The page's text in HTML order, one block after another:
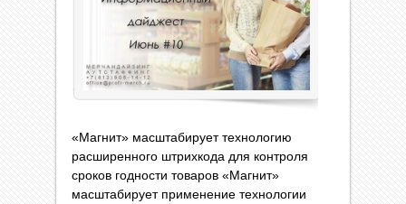
«Магнит» масштабирует технологию
расширенного штрихкода для контроля
сроков годности товаров «Магнит»
масштабирует применение технологии